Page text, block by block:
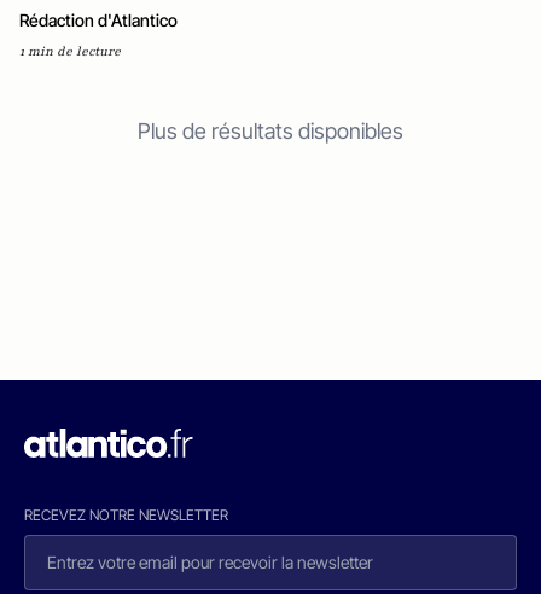
Rédaction d'Atlantico
1 min de lecture
Plus de résultats disponibles
RECEVEZ NOTRE NEWSLETTER